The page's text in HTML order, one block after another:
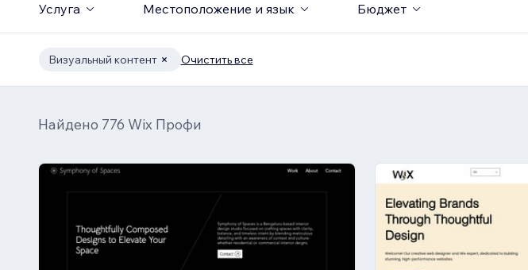
Услуга Местоположение и язык Бюджет
Визуальный контент Очистить все
Найдено 776 Wix Профи